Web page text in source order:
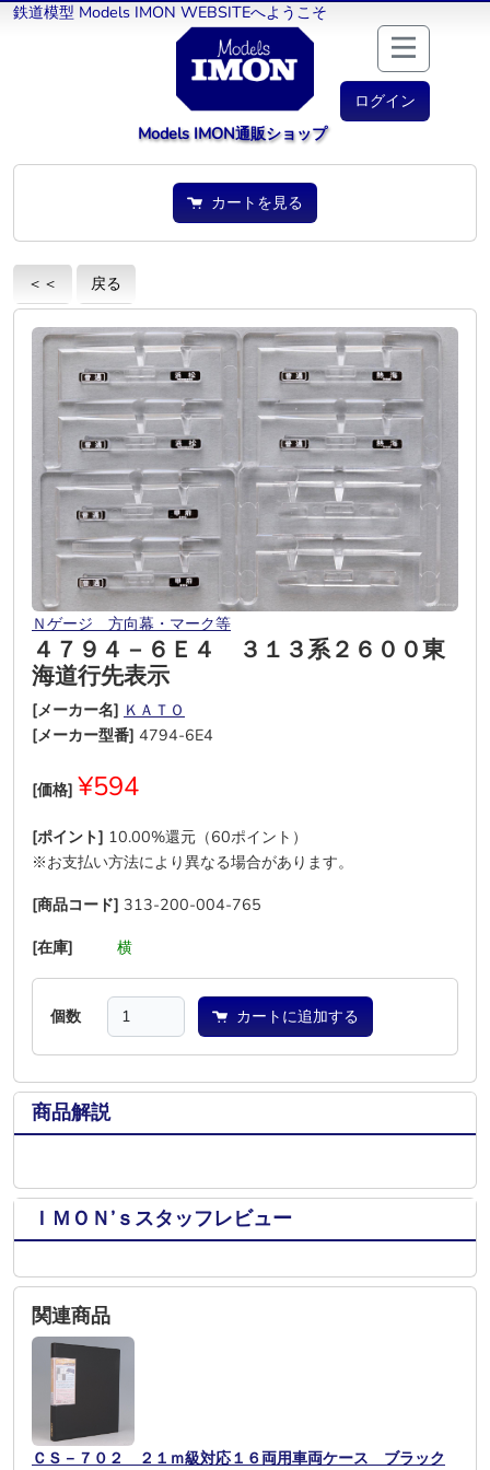
鉄道模型 Models IMON WEBSITEへようこそ
ログイン
Models IMON通販ショップ
カートを見る
＜＜ 戻る
Ｎゲージ 方向幕・マーク等
４７９４－６Ｅ４ ３１３系２６００東
海道行先表示
[メーカー名] ＫＡＴＯ
[メーカー型番] 4794-6E4
[価格] ¥594
[ポイント] 10.00%還元（60ポイント）
※お支払い方法により異なる場合があります。
[商品コード] 313-200-004-765
[在庫]
横
個数 カートに追加する
商品解説
ＩＭＯＮ’ｓスタッフレビュー
関連商品
ＣＳ－７０２ ２１ｍ級対応１６両用車両ケース ブラック